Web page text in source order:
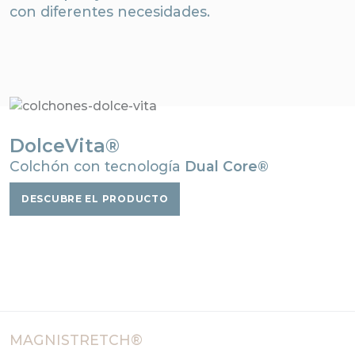
con diferentes necesidades.
DolceVita®
Colchón con tecnología Dual Core®
DESCUBRE EL PRODUCTO
MAGNISTRETCH®